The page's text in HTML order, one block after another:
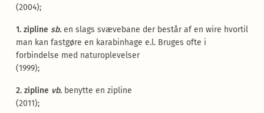
(2004);
1. zipline sb. en slags svævebane der består af en wire hvortil
man kan fastgøre en karabinhage e.l. Bruges ofte i
forbindelse med naturoplevelser
(1999);
2. zipline vb. benytte en zipline
(2011);